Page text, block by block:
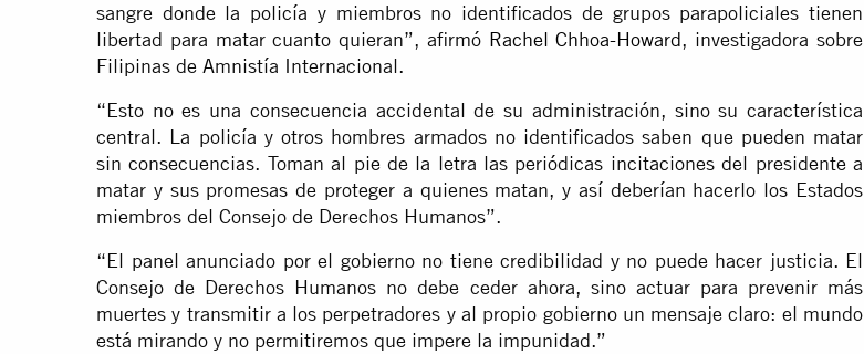
sangre donde la policía y miembros no identificados de grupos parapoliciales tienen
libertad para matar cuanto quieran”, afirmó Rachel Chhoa-Howard, investigadora sobre
Filipinas de Amnistía Internacional.
“Esto no es una consecuencia accidental de su administración, sino su característica
central. La policía y otros hombres armados no identificados saben que pueden matar
sin consecuencias. Toman al pie de la letra las periódicas incitaciones del presidente a
matar y sus promesas de proteger a quienes matan, y así deberían hacerlo los Estados
miembros del Consejo de Derechos Humanos”.
“El panel anunciado por el gobierno no tiene credibilidad y no puede hacer justicia. El
Consejo de Derechos Humanos no debe ceder ahora, sino actuar para prevenir más
muertes y transmitir a los perpetradores y al propio gobierno un mensaje claro: el mundo
está mirando y no permitiremos que impere la impunidad.”